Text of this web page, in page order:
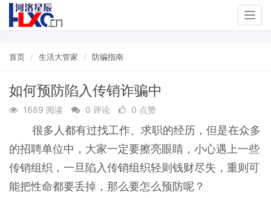
首页 生活大管家 防骗指南
如何预防陷入传销诈骗中
1689 阅读 0 评论 0 点赞
很多人都有过找工作、求职的经历，但是在众多
的招聘单位中，大家一定要擦亮眼睛，小心遇上一些
传销组织，一旦陷入传销组织轻则钱财尽失，重则可
能把性命都要丢掉，那么要怎么预防呢？